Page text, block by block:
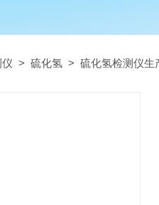
> 硫化氢 > 硫化氢检测仪生